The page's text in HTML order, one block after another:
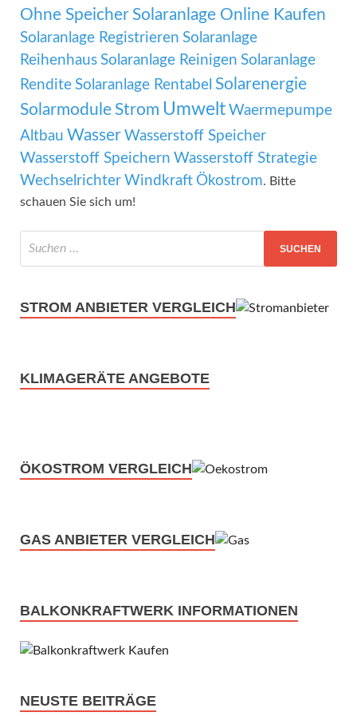
Ohne Speicher Solaranlage Online Kaufen
Solaranlage Registrieren Solaranlage
Reihenhaus Solaranlage Reinigen Solaranlage
Rendite Solaranlage Rentabel Solarenergie
Solarmodule Strom Umwelt Waermepumpe
Altbau Wasser Wasserstoff Speicher
Wasserstoff Speichern Wasserstoff Strategie
Wechselrichter Windkraft Ökostrom. Bitte
schauen Sie sich um!
STROM ANBIETER VERGLEICH
KLIMAGERÄTE ANGEBOTE
ÖKOSTROM VERGLEICH
GAS ANBIETER VERGLEICH
BALKONKRAFTWERK INFORMATIONEN
NEUSTE BEITRÄGE